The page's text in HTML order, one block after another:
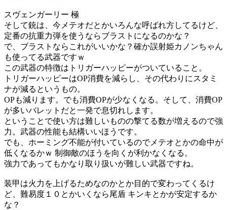
スヴェンガーリー 極
そして銃は、今メテオだとかいろんな呼ばれ方してるけど、
定番の抗重力弾を使うならブラストになるのかな？
で、ブラストならこれがいいかな？確か誤射姫カノンちゃん
も使ってる武器ですｗ
この武器の特徴はトリガーハッピーがついていること。
トリガーハッピーはOP消費を減らし、その代わりにスタミ
ナが減るというもの。
OPも減ります。でも消費OPが少なくなる。そして、消費OP
が多いバレットだと一発で息切れします。
ということで使い方は難しいものの撃てる数が増えるので強
力。武器の性能も結構いいほうです。
でも、ホーミング不能が付いているのでメテオとかの命中が
低くなるかｗ 制御敵のほうを向くが利かなくなる。
強力であってもかなり取り扱いが難しい武器ですね。
装甲は火力を上げるためなのかとか目的で変わってくるけ
ど、難易度１０とかいくなら尾盾 キンキとかが安定するか
な？